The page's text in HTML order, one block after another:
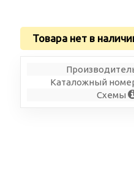
Товара нет в
Каталожный
Схемы